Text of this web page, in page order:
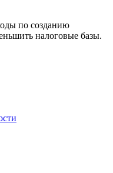
по созданию
налоговые базы.